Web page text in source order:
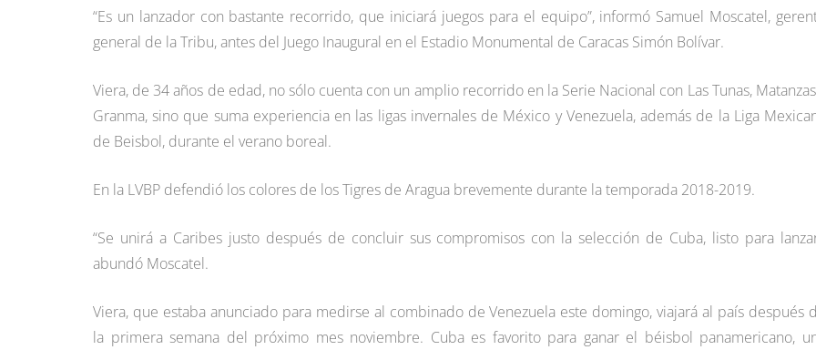
“Es un lanzador con bastante recorrido, que iniciará juegos para el equipo”, informó Samuel Moscatel,
general de la Tribu, antes del Juego Inaugural en el Estadio Monumental de Caracas Simón Bolívar.
Viera, de 34 años de edad, no sólo cuenta con un amplio recorrido en la Serie Nacional con Las Tunas,
Granma, sino que suma experiencia en las ligas invernales de México y Venezuela, además de la Liga
de Beisbol, durante el verano boreal.
En la LVBP defendió los colores de los Tigres de Aragua brevemente durante la temporada 2018-2019.
“Se unirá a Caribes justo después de concluir sus compromisos con la selección de Cuba, listo para
abundó Moscatel.
Viera, que estaba anunciado para medirse al combinado de Venezuela este domingo, viajará al país después
la primera semana del próximo mes noviembre. Cuba es favorito para ganar el béisbol panamericano,